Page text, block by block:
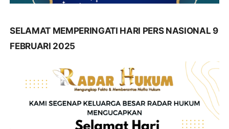
SELAMAT MEMPERINGATI HARI PERS NASIONAL 9
FEBRUARI 2025